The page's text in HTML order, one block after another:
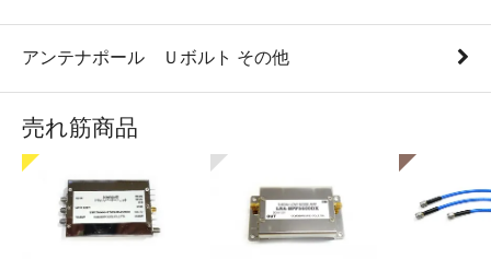
アンテナポール Ｕボルト その他
売れ筋商品